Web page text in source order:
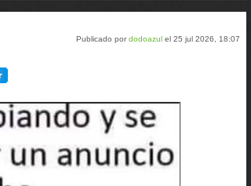
Publicado pordodoazul el 25 jul 2026, 18:07